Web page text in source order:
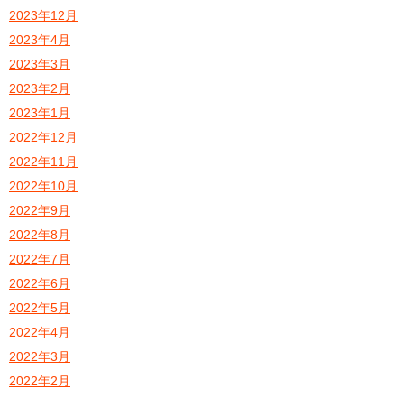
2023年12月
2023年4月
2023年3月
2023年2月
2023年1月
2022年12月
2022年11月
2022年10月
2022年9月
2022年8月
2022年7月
2022年6月
2022年5月
2022年4月
2022年3月
2022年2月